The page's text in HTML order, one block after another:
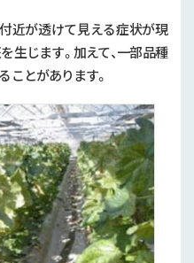
近が透けて見える症状が現
生じます。加えて、一部品種
ことがあります。